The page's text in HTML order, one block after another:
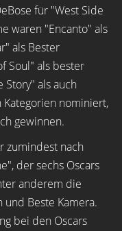
für "West Side
waren "Encanto" als
als Bester
Soul" als bester
Story" als auch
Kategorien nominiert,
gewinnen.
zumindest nach
der sechs Oscars
anderem die
und Beste Kamera.
bei den Oscars